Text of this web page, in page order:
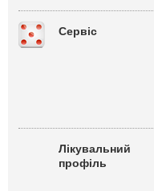
Сервіс
Лікувальний
профіль